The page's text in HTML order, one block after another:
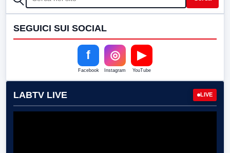
SEGUICI SUI SOCIAL
f
Facebook
◎
Instagram
▶
YouTube
LABTV LIVE LIVE